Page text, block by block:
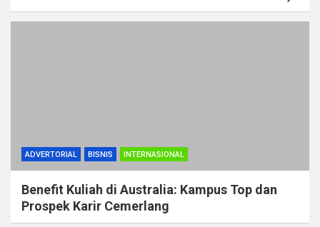
ADVERTORIAL BISNIS INTERNASIONAL
Benefit Kuliah di Australia: Kampus Top dan
Prospek Karir Cemerlang